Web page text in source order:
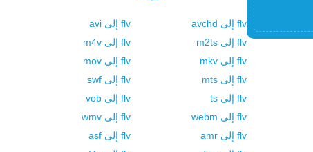
flv إلى avchd
flv إلى avi
flv إلى m2ts
flv إلى m4v
flv إلى mkv
flv إلى mov
flv إلى mts
flv إلى swf
flv إلى ts
flv إلى vob
flv إلى webm
flv إلى wmv
flv إلى amr
flv إلى asf